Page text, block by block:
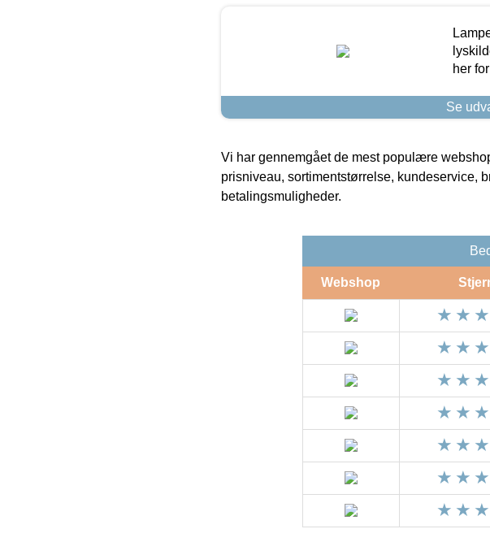
her
Se
Vi har gennemgået de mest populære
prisniveau, sortimentstørrelse, kundeservice,
betalingsmuligheder.
Webshop